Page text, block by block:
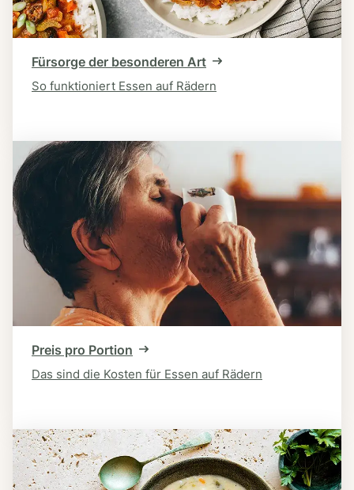
Fürsorge der besonderen Art
So funktioniert Essen auf Rädern
Preis pro Portion
Das sind die Kosten für Essen auf Rädern